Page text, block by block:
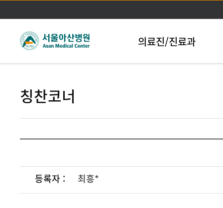
본문바로가기
의료진/진료과
칭찬코너
등록자 : 최흥*